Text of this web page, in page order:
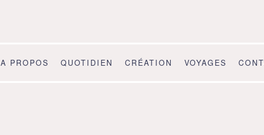
A PROPOS QUOTIDIEN CRÉATION VOYAGES